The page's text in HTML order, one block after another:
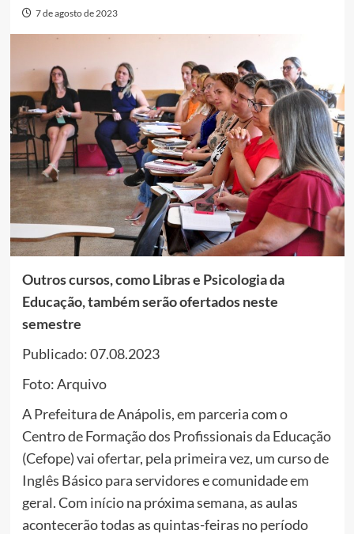
7 de agosto de 2023
Outros cursos, como Libras e Psicologia da
Educação, também serão ofertados neste
semestre
Publicado: 07.08.2023
Foto: Arquivo
A Prefeitura de Anápolis, em parceria com o
Centro de Formação dos Profissionais da Educação
(Cefope) vai ofertar, pela primeira vez, um curso de
Inglês Básico para servidores e comunidade em
geral. Com início na próxima semana, as aulas
acontecerão todas as quintas-feiras no período